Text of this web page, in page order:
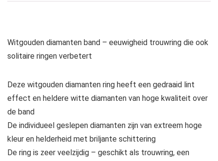
Witgouden diamanten band – eeuwigheid trouwring die ook
solitaire ringen verbetert
Deze witgouden diamanten ring heeft een gedraaid lint
effect en heldere witte diamanten van hoge kwaliteit over
de band
De individueel geslepen diamanten zijn van extreem hoge
kleur en helderheid met briljante schittering
De ring is zeer veelzijdig – geschikt als trouwring, een